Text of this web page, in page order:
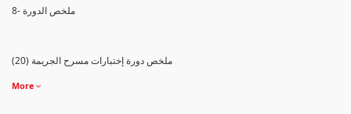
8- ملخص الدورة
(20) ملخص دورة إختبارات مسرح الجريمة
More